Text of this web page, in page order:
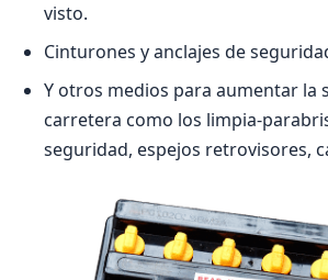
visto.
Cinturones y anclajes de
Y otros medios para aumentar la
carretera como los limpia-
seguridad, espejos retrovisores,